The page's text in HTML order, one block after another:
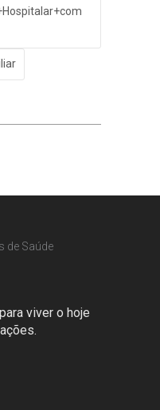
viver o hoje